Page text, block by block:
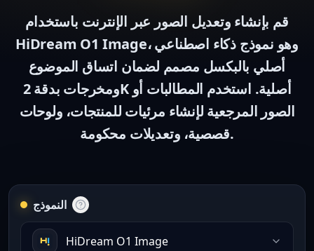
قم بإنشاء وتعديل الصور عبر الإنترنت باستخدام
HiDream O1 Image، وهو نموذج ذكاء اصطناعي
أصلي بالبكسل مصمم لضمان اتساق الموضوع
ومخرجات بدقة 2K أصلية. استخدم المطالبات أو
الصور المرجعية لإنشاء مرئيات للمنتجات، ولوحات
قصصية، وتعديلات محكومة.
النموذج
HiDream O1 Image